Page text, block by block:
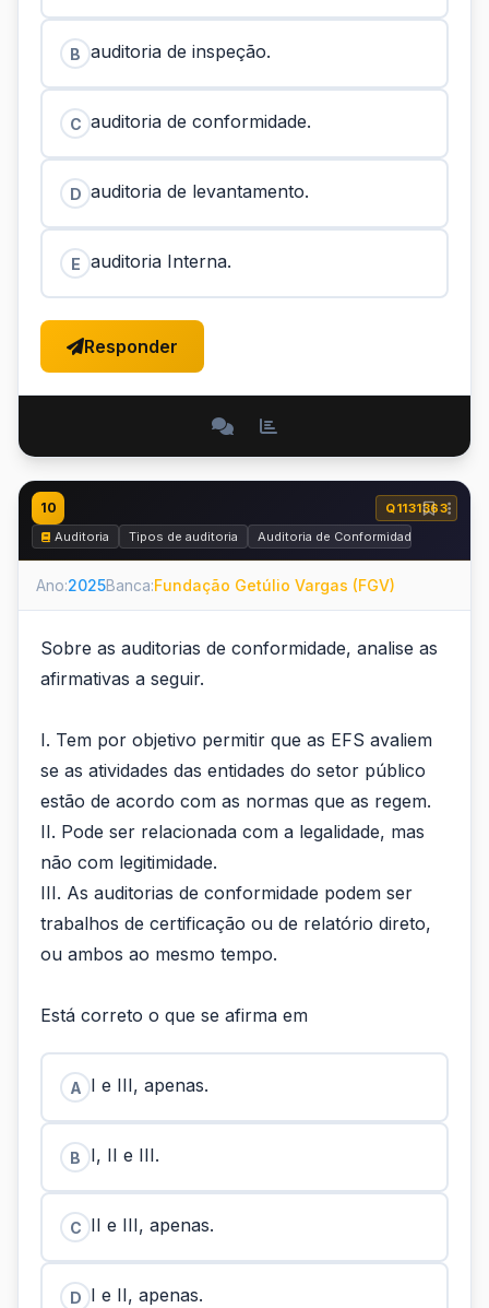
B auditoria de inspeção.
C auditoria de conformidade.
D auditoria de levantamento.
E auditoria Interna.
Responder
10
Q1131363
Auditoria
Tipos de auditoria Auditoria de Conformidade
Ano:2025Banca:Fundação Getúlio Vargas (FGV)
Sobre as auditorias de conformidade, analise as
afirmativas a seguir.
I. Tem por objetivo permitir que as EFS avaliem
se as atividades das entidades do setor público
estão de acordo com as normas que as regem.
II. Pode ser relacionada com a legalidade, mas
não com legitimidade.
III. As auditorias de conformidade podem ser
trabalhos de certificação ou de relatório direto,
ou ambos ao mesmo tempo.
Está correto o que se afirma em
A I e III, apenas.
B I, II e III.
C II e III, apenas.
D I e II, apenas.